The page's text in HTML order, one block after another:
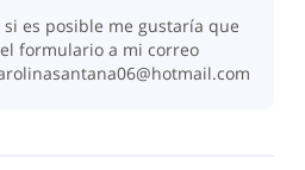
si es posible me gustaría que
formulario a mi correo